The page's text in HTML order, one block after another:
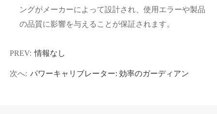
ングがメーカーによって設計され、使用エラーや製品
の品質に影響を与えることが保証されます。
PREV: 情報なし
次へ: パワーキャリブレーター: 効率のガーディアン